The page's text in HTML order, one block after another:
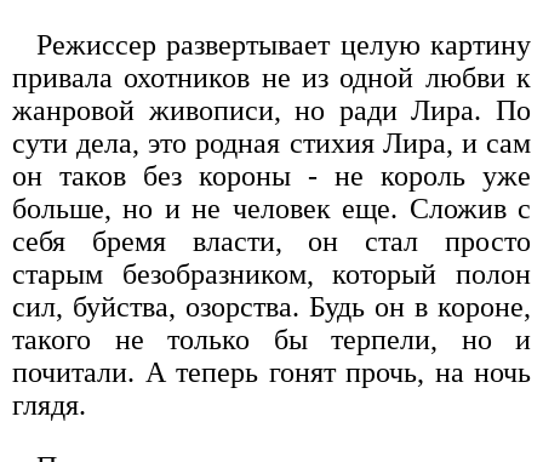
Режиссер развертывает целую картину
привала охотников не из одной любви к
жанровой живописи, но ради Лира. По
сути дела, это родная стихия Лира, и сам
он таков без короны - не король уже
больше, но и не человек еще. Сложив с
себя бремя власти, он стал просто
старым безобразником, который полон
сил, буйства, озорства. Будь он в короне,
такого не только бы терпели, но и
почитали. А теперь гонят прочь, на ночь
глядя.